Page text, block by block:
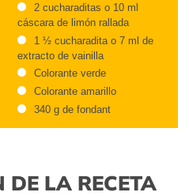
2 cucharaditas o 10 ml
cáscara de limón rallada
1 ½ cucharadita o 7 ml de
extracto de vainilla
Colorante verde
Colorante amarillo
340 g de fondant
DE LA RECETA